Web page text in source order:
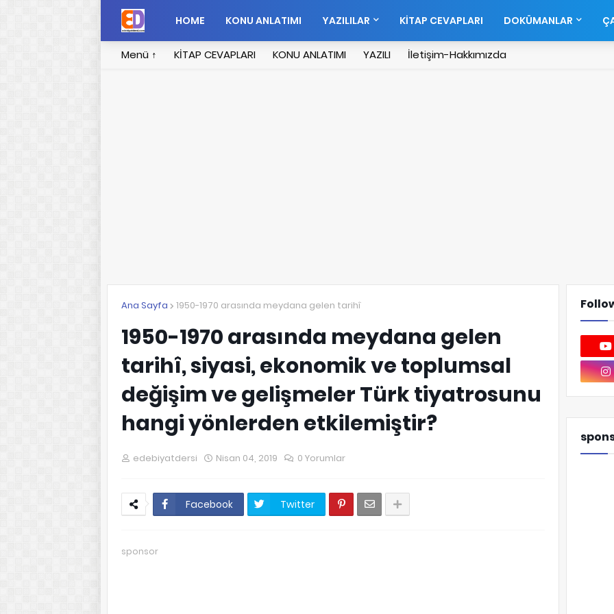
HOME KONU ANLATIMI YAZILILAR KİTAP CEVAPLARI DOKÜMANLAR
Menü ↑ KİTAP CEVAPLARI KONU ANLATIMI YAZILI İletişim-Hakkımızda
Ana Sayfa 1950-1970 arasında meydana gelen tarihî
1950-1970 arasında meydana gelen
tarihî, siyasi, ekonomik ve toplumsal
değişim ve gelişmeler Türk tiyatrosunu
hangi yönlerden etkilemiştir?
edebiyatdersi Nisan 04, 2019 0 Yorumlar
Facebook Twitter
sponsor